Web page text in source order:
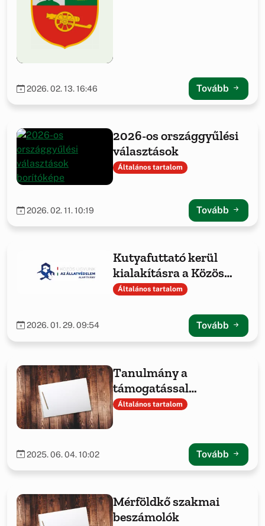
2026. 02. 13. 16:46 Tovább
2026-os országgyűlési
választások
Általános tartalom
2026. 02. 11. 10:19 Tovább
Kutyafuttató kerül
kialakításra a Közös
ügyünk az állatvédelem
támogatásával
Általános tartalom
2026. 01. 29. 09:54 Tovább
Tanulmány a
támogatással
megvalósult projekt
Általános tartalom
2025. 06. 04. 10:02 Tovább
Mérföldkő szakmai
beszámolók